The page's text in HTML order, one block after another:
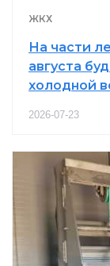
ЖКХ
На части
августа
холодной
2026-07-23